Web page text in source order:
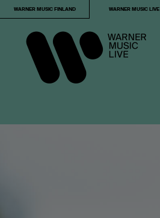
WARNER MUSIC FINLAND WARNER MUSIC LIVE